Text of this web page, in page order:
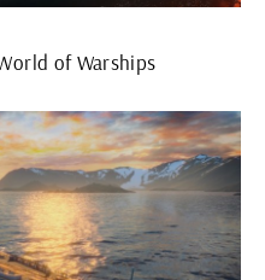
of Warships